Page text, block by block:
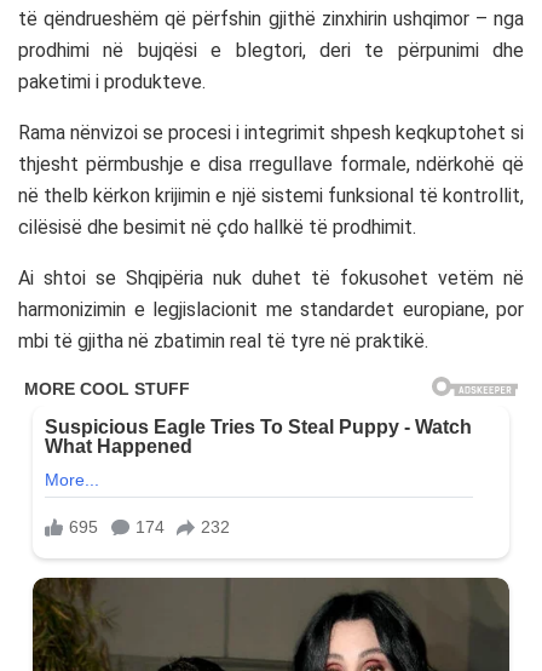
të qëndrueshëm që përfshin gjithë zinxhirin ushqimor – nga
prodhimi në bujqësi e blegtori, deri te përpunimi dhe
paketimi i produkteve.
Rama nënvizoi se procesi i integrimit shpesh keqkuptohet si
thjesht përmbushje e disa rregullave formale, ndërkohë që
në thelb kërkon krijimin e një sistemi funksional të kontrollit,
cilësisë dhe besimit në çdo hallkë të prodhimit.
Ai shtoi se Shqipëria nuk duhet të fokusohet vetëm në
harmonizimin e legjislacionit me standardet europiane, por
mbi të gjitha në zbatimin real të tyre në praktikë.